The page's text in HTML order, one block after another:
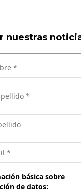
nuestras
básica sobre
de datos: